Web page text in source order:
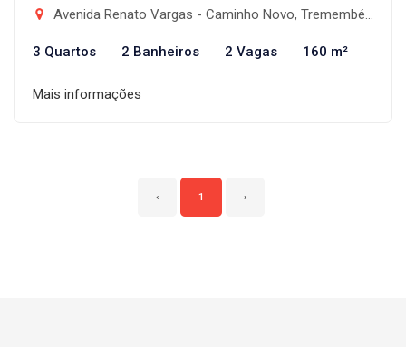
Avenida Renato Vargas - Caminho Novo, Tremembé-SP
3 Quartos 2 Banheiros 2 Vagas 160 m²
Mais informações
‹ 1 ›